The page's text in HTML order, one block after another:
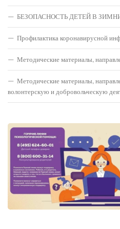
БЕЗОПАСНОСТЬ ДЕТЕЙ В
Профилактика коронавирусной
Методические материалы,
Методические материалы,
волонтерскую и добровольческую